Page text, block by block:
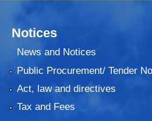
Notices
News and Notices
Public Procurement/ Tender
Act, law and directives
Tax and Fees